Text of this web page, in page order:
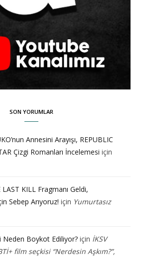
SON YORUMLAR
Annesini Arayışı, REPUBLIC
Çizgi Romanları İncelemesi için
KILL Fragmanı Geldi,
Sebep Arıyoruz! için Yumurtasız
Neden Boykot Ediliyor? için İKSV
film seçkisi “Nerdesin Aşkım?”,